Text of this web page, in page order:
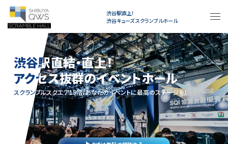
渋谷駅直上！
渋谷キューズ スクランブルホール
渋谷駅直結・直上！
アクセス抜群のイベントホール
スクランブルスクエア15階/あなたのイベントに最高のステージを！
渋谷駅直結・直上！
アクセス抜群のイベントホール
スクランブルスクエア15階/あなたのイベントに最高のステージを！